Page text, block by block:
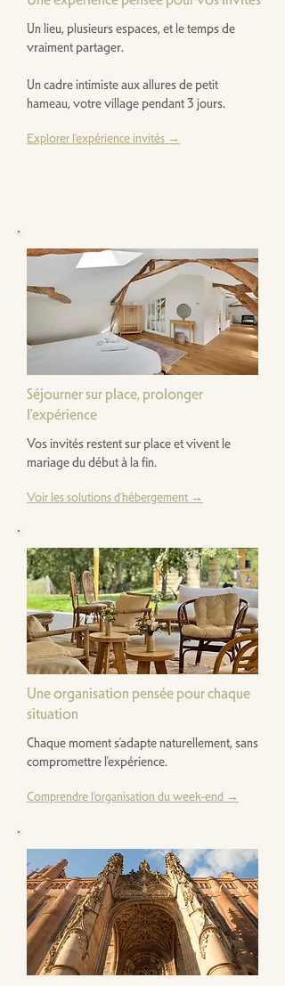
Un lieu, plusieurs espaces, et le temps de
vraiment partager.
Un cadre intimiste aux allures de petit
hameau, votre village pendant 3 jours.
Explorer l’expérience invités →
Séjourner sur place, prolonger
l’expérience
Vos invités restent sur place et vivent le
mariage du début à la fin.
Voir les solutions d’hébergement →
Une organisation pensée pour chaque
situation
Chaque moment s’adapte naturellement, sans
compromettre l’expérience.
Comprendre l’organisation du week-end →